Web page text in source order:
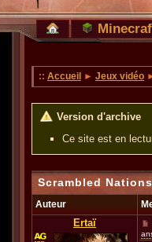
:: Accueil ► Jeux vidéo
Version d'archive
Ce site est en
Scrambled
Auteur
Ertaï